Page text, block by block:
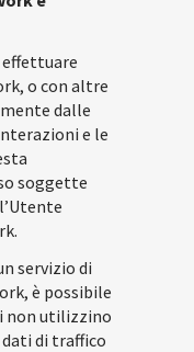
o con altre
dalle
e le
soggette
servizio di
è possibile
non utilizzino
di traffico